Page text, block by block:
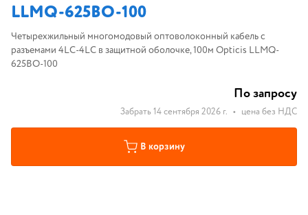
LLMQ-625BO-100
Четырехжильный многомодовый оптоволоконный кабель с
разъемами 4LC-4LC в защитной оболочке, 100м Opticis LLMQ-
625BO-100
По запросу
Забрать 14 сентября 2026 г. • цена без НДС
В корзину